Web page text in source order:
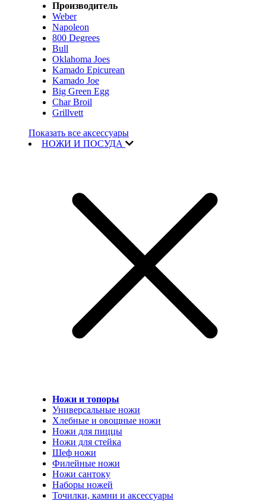
Производитель
Weber
Napoleon
800 Degrees
Bull
Oklahoma Joes
Kamado Epicurean
Kamado Joe
Big Green Egg
Char Broil
Grillvett
Показать все аксессуары
НОЖИ И ПОСУДА
Ножи и топоры
Универсальные ножи
Хлебные и овощные ножи
Ножи для пиццы
Ножи для стейка
Шеф ножи
Филейные ножи
Ножи сантоку
Наборы ножей
Точилки, камни и аксессуары